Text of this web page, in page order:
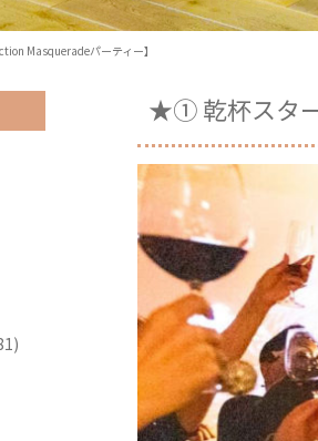
Masqueradeパーティー】
★① 乾杯スタ